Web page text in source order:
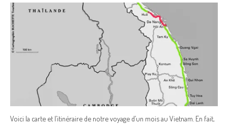
Voici la carte et l’itinéraire de notre voyage d’un mois au Vietnam. En fait,